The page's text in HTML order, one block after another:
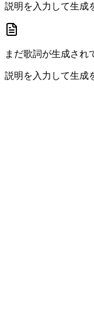
説明を入力して生成
まだ歌詞が生成され
説明を入力して生成